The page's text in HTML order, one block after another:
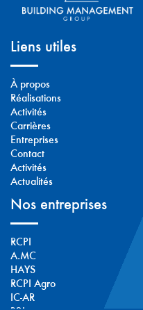
Liens utiles
À propos
Réalisations
Activités
Carrières
Entreprises
Contact
Activités
Actualités
Nos entreprises
RCPI
A.MC
HAYS
RCPI Agro
IC-AR